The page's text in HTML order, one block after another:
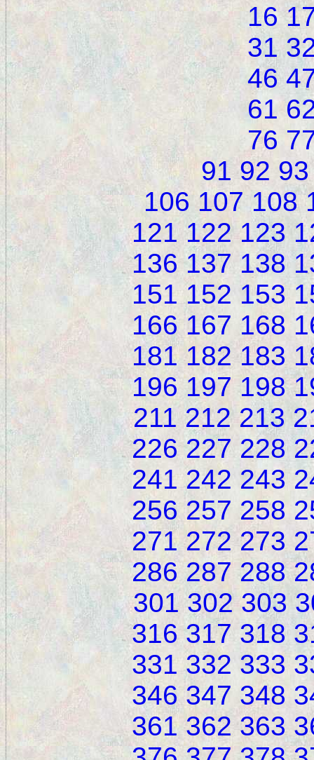
16
31
46
61
76
91 92 93
106 107 108
121 122 123
136 137 138
151 152 153
166 167 168
181 182 183
196 197 198
211 212 213
226 227 228
241 242 243
256 257 258
271 272 273
286 287 288
301 302 303
316 317 318
331 332 333
346 347 348
361 362 363